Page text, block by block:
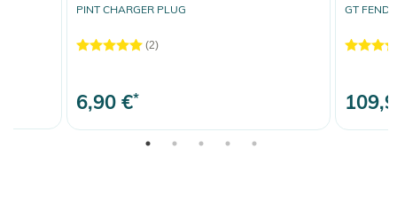
PINT CHARGER PLUG
(2)
6,90 €*
GT